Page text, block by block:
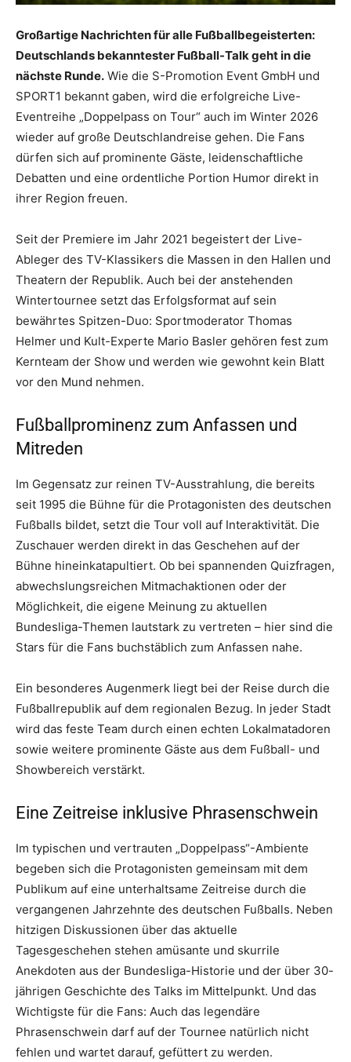
Großartige Nachrichten für alle Fußballbegeisterten:
Deutschlands bekanntester Fußball-Talk geht in die
nächste Runde. Wie die S-Promotion Event GmbH und
SPORT1 bekannt gaben, wird die erfolgreiche Live-
Eventreihe „Doppelpass on Tour“ auch im Winter 2026
wieder auf große Deutschlandreise gehen. Die Fans
dürfen sich auf prominente Gäste, leidenschaftliche
Debatten und eine ordentliche Portion Humor direkt in
ihrer Region freuen.
Seit der Premiere im Jahr 2021 begeistert der Live-
Ableger des TV-Klassikers die Massen in den Hallen und
Theatern der Republik. Auch bei der anstehenden
Wintertournee setzt das Erfolgsformat auf sein
bewährtes Spitzen-Duo: Sportmoderator Thomas
Helmer und Kult-Experte Mario Basler gehören fest zum
Kernteam der Show und werden wie gewohnt kein Blatt
vor den Mund nehmen.
Fußballprominenz zum Anfassen und
Mitreden
Im Gegensatz zur reinen TV-Ausstrahlung, die bereits
seit 1995 die Bühne für die Protagonisten des deutschen
Fußballs bildet, setzt die Tour voll auf Interaktivität. Die
Zuschauer werden direkt in das Geschehen auf der
Bühne hineinkatapultiert. Ob bei spannenden Quizfragen,
abwechslungsreichen Mitmachaktionen oder der
Möglichkeit, die eigene Meinung zu aktuellen
Bundesliga-Themen lautstark zu vertreten – hier sind die
Stars für die Fans buchstäblich zum Anfassen nahe.
Ein besonderes Augenmerk liegt bei der Reise durch die
Fußballrepublik auf dem regionalen Bezug. In jeder Stadt
wird das feste Team durch einen echten Lokalmatadoren
sowie weitere prominente Gäste aus dem Fußball- und
Showbereich verstärkt.
Eine Zeitreise inklusive Phrasenschwein
Im typischen und vertrauten „Doppelpass“-Ambiente
begeben sich die Protagonisten gemeinsam mit dem
Publikum auf eine unterhaltsame Zeitreise durch die
vergangenen Jahrzehnte des deutschen Fußballs. Neben
hitzigen Diskussionen über das aktuelle
Tagesgeschehen stehen amüsante und skurrile
Anekdoten aus der Bundesliga-Historie und der über 30-
jährigen Geschichte des Talks im Mittelpunkt. Und das
Wichtigste für die Fans: Auch das legendäre
Phrasenschwein darf auf der Tournee natürlich nicht
fehlen und wartet darauf, gefüttert zu werden.